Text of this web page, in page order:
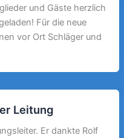
und Gäste herzlich
Für die neue
vor Ort Schläger und
Leitung
Er dankte Rolf